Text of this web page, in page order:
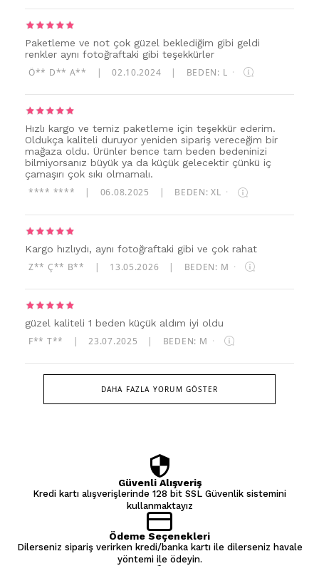
Paketleme ve not çok güzel beklediğim gibi geldi
renkler aynı fotoğraftaki gibi teşekkürler
Ö** D** A** | 02.10.2024 | BEDEN: L ·
Hızlı kargo ve temiz paketleme için teşekkür ederim.
Oldukça kaliteli duruyor yeniden sipariş vereceğim bir
mağaza oldu. Ürünler bence tam beden bedeninizi
bilmiyorsanız büyük ya da küçük gelecektir çünkü iç
çamaşırı çok sıkı olmamalı.
**** **** | 06.08.2025 | BEDEN: XL ·
Kargo hızlıydı, aynı fotoğraftaki gibi ve çok rahat
Z** Ç** B** | 13.05.2026 | BEDEN: M ·
güzel kaliteli 1 beden küçük aldım iyi oldu
F** T** | 23.07.2025 | BEDEN: M ·
DAHA FAZLA YORUM GÖSTER
Güvenli Alışveriş
Kredi kartı alışverişlerinde 128 bit SSL Güvenlik sistemini
kullanmaktayız
Ödeme Seçenekleri
Dilerseniz sipariş verirken kredi/banka kartı ile dilerseniz havale
yöntemi ile ödeyin.